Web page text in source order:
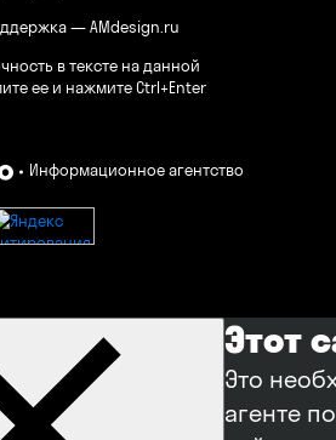
—AMdesign.ru
в тексте на данной
ее и нажмите Ctrl+Enter
Информационное агентство
Этот
Это
агенте